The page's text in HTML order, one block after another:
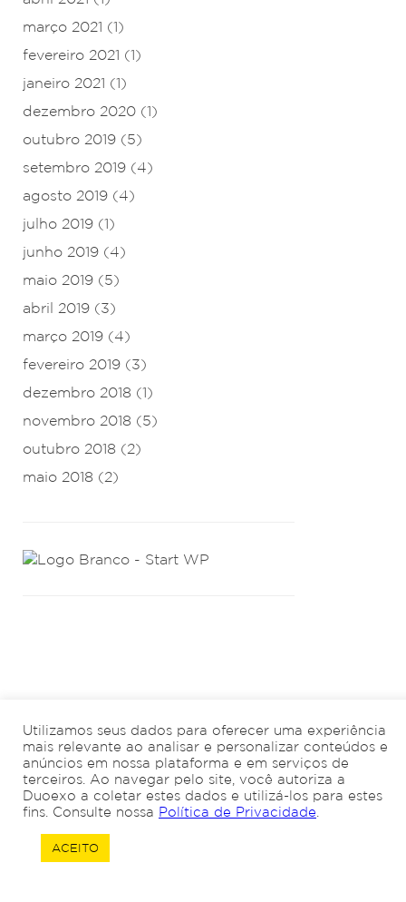
março 2021 (1)
fevereiro 2021 (1)
janeiro 2021 (1)
dezembro 2020 (1)
outubro 2019 (5)
setembro 2019 (4)
agosto 2019 (4)
julho 2019 (1)
junho 2019 (4)
maio 2019 (5)
abril 2019 (3)
março 2019 (4)
fevereiro 2019 (3)
dezembro 2018 (1)
novembro 2018 (5)
outubro 2018 (2)
maio 2018 (2)
Utilizamos seus dados para oferecer uma experiência
mais relevante ao analisar e personalizar conteúdos e
anúncios em nossa plataforma e em serviços de
terceiros. Ao navegar pelo site, você autoriza a
Duoexo a coletar estes dados e utilizá-los para estes
fins. Consulte nossa Política de Privacidade
ACEITO